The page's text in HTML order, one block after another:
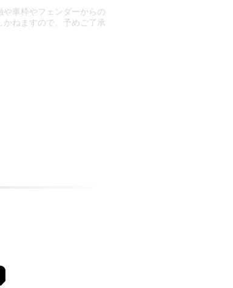
車枠やフェンダーからの
ねますので、予めご了承